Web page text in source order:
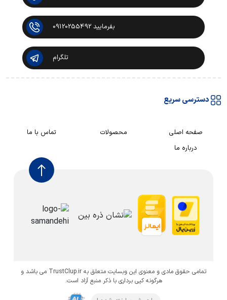
بفرمایید 09120255492
تلگرام
دسترسی سریع
صفحه اصلی محصولات
تماس با ما
درباره ما
تمامی حقوق مادی و معنوی این وبسایت متعلق به TrustClup.ir می باشد و
هرگونه کپی برداری با ذکر منبع آزاد است.